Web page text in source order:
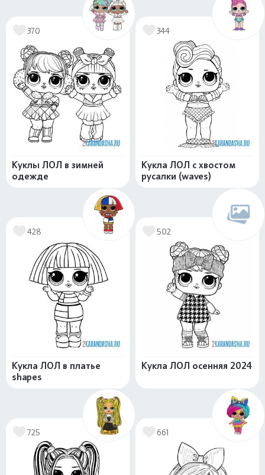
370
Куклы ЛОЛ в зимней
одежде
344
Кукла ЛОЛ с хвостом
русалки (waves)
428
Кукла ЛОЛ в платье
shapes
502
Кукла ЛОЛ осенняя 2024
725 661